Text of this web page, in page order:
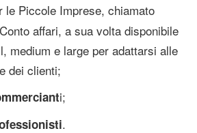
le Piccole Imprese, chiamato
affari, a sua volta disponibile
medium e large per adattarsi alle
dei clienti;
i;
.